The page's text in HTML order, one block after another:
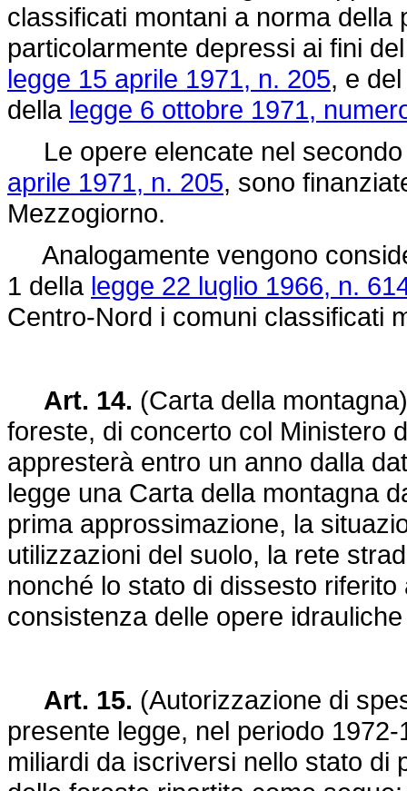
classificati montani a norma
particolarmente depressi ai fini
legge 15 aprile 1971, n. 205, e
della legge 6 ottobre 1971,
Le opere elencate nel
aprile 1971, n. 205, sono
Mezzogiorno.
Analogamente vengono
1 della legge 22 luglio 1966, n.
Centro-Nord i comuni classificati
Art. 14. (Carta della
foreste, di concerto col Ministero
appresterà entro un anno dalla
legge una Carta della montagna
prima approssimazione, la
utilizzazioni del suolo, la rete
nonché lo stato di dissesto
consistenza delle opere
Art. 15. (Autorizzazione di
presente legge, nel periodo
miliardi da iscriversi nello stato di